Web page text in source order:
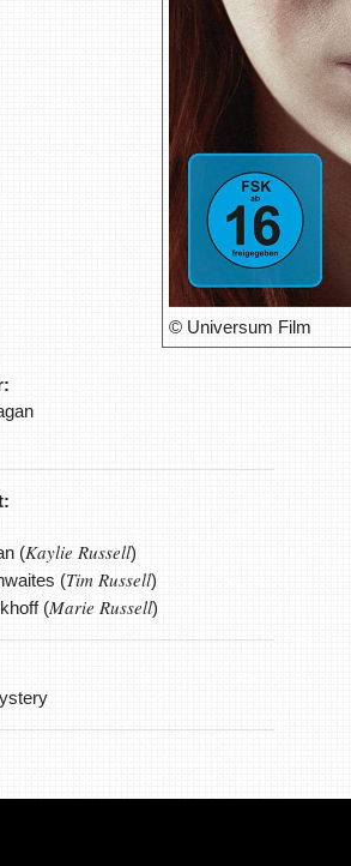
© Universum Film
(Kaylie Russell)
(Tim Russell)
(Marie Russell)